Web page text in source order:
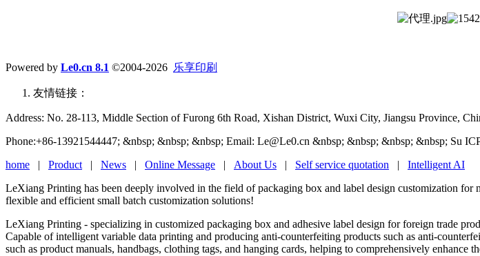
Powered by Le0.cn 8.1 ©2004-2026 乐享印刷
友情链接：
Address: No. 28-113, Middle Section of Furong 6th Road, Xishan District, Wuxi City, Jiangsu Province,
Phone:+86-13921544447; &nbsp; &nbsp; &nbsp; Email: Le@Le0.cn &nbsp; &nbsp; &nbsp; &nbsp; Su
home | Product | News | Online Message | About Us | Self service quotation | Intelligent AI
LeXiang Printing has been deeply involved in the field of packaging box and label design customization
flexible and efficient small batch customization solutions!
LeXiang Printing - specializing in customized packaging box and adhesive label design for foreign trade
Capable of intelligent variable data printing and producing anti-counterfeiting products such as anti-
such as product manuals, handbags, clothing tags, and hanging cards, helping to comprehensively enhance